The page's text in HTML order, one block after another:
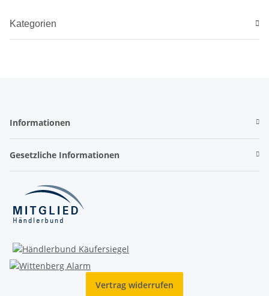
Kategorien
Informationen
Gesetzliche Informationen
Vertrag widerrufen